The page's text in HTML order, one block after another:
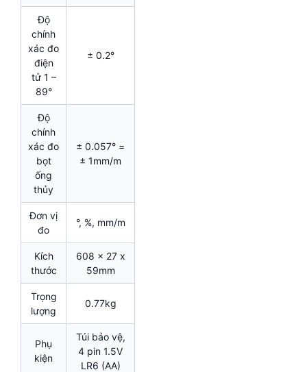
Độ
chính
xác đo
điện
tử 1 –
89°
± 0.2°
Độ
chính
xác đo
bọt
ống
thủy
± 0.057° =
± 1mm/m
Đơn vị
đo
°, %, mm/m
Kích
thước
608 x 27 x
59mm
Trọng
lượng
0.77kg
Phụ
kiện
Túi bảo vệ,
4 pin 1.5V
LR6 (AA)